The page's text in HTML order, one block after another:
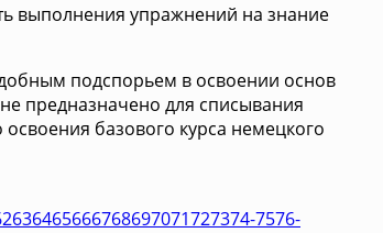
выполнения упражнений на знание
подспорьем в освоении основ
предназначено для списывания
базового курса немецкого
636465666768697071727374-7576-